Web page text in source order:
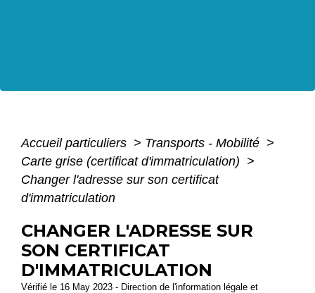
Accueil particuliers > Transports - Mobilité >
Carte grise (certificat d'immatriculation) >
Changer l'adresse sur son certificat
d'immatriculation
CHANGER L'ADRESSE SUR
SON CERTIFICAT
D'IMMATRICULATION
Vérifié le 16 May 2023 - Direction de l'information légale et